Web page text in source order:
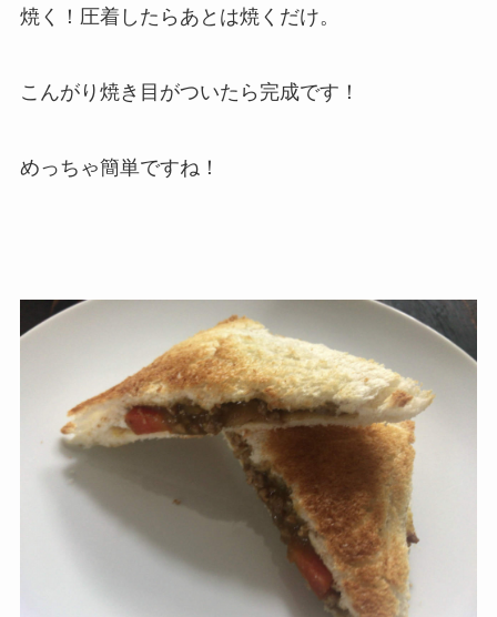
焼く！圧着したらあとは焼くだけ。
こんがり焼き目がついたら完成です！
めっちゃ簡単ですね！